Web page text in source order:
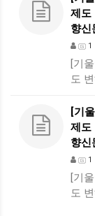
제도
향신
1
[기
도
[기
제도
향신
1
[기
도